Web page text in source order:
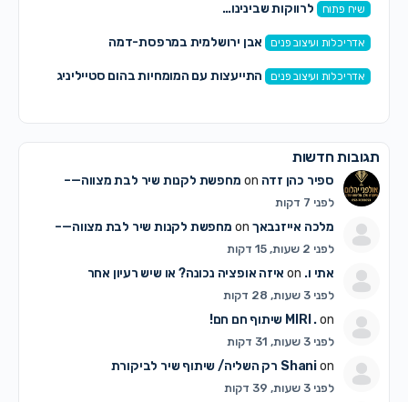
שיח פתוח לרווקות שבינינו…
אדריכלות ועיצוב פנים אבן ירושלמית במרפסת-דמה
אדריכלות ועיצוב פנים התייעצות עם המומחיות בהום סטייליניג
תגובות חדשות
ספיר כהן זדהon מחפשת לקנות שיר לבת מצווה—–
לפני 7 דקות
מלכה אייזנבאךon מחפשת לקנות שיר לבת מצווה—–
לפני 2 שעות, 15 דקות
אתי ו.on איזה אופציה נכונה? או שיש רעיון אחר
לפני 3 שעות, 28 דקות
MIRI .on שיתוף חם חם!
לפני 3 שעות, 31 דקות
Shanion רק השליה/ שיתוף שיר לביקורת
לפני 3 שעות, 39 דקות